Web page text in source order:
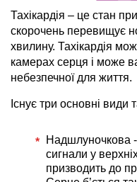
Тахікардія – це стан
скорочень перевищує
хвилину. Тахікардія
камерах серця і може
небезпечної для життя.
Існує три основні види
Надшлуночкова -
сигнали у
призводить до